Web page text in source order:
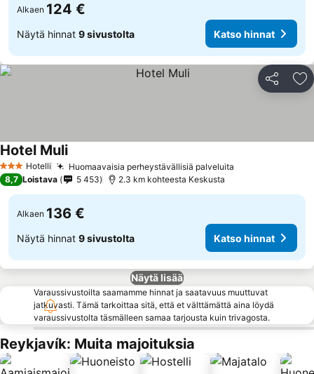
Alkaen 124 €
Näytä hinnat 9 sivustolta Katso hinnat
Jaa
3 Tähtiluokitus
Hotelli Huomaavaisia perheystävällisiä palveluita
Hotel Muli
8,7 Loistava 5 453 2.3 km kohteesta Keskusta
Alkaen 136 €
Näytä hinnat 9 sivustolta Katso hinnat
Näytä lisää
Varaussivustoilta saamamme hinnat ja saatavuus muuttuvat
jatkuvasti. Tämä tarkoittaa sitä, että et välttämättä aina löydä
varaussivustolta täsmälleen samaa tarjousta kuin trivagosta.
Reykjavík: Muita majoituksia